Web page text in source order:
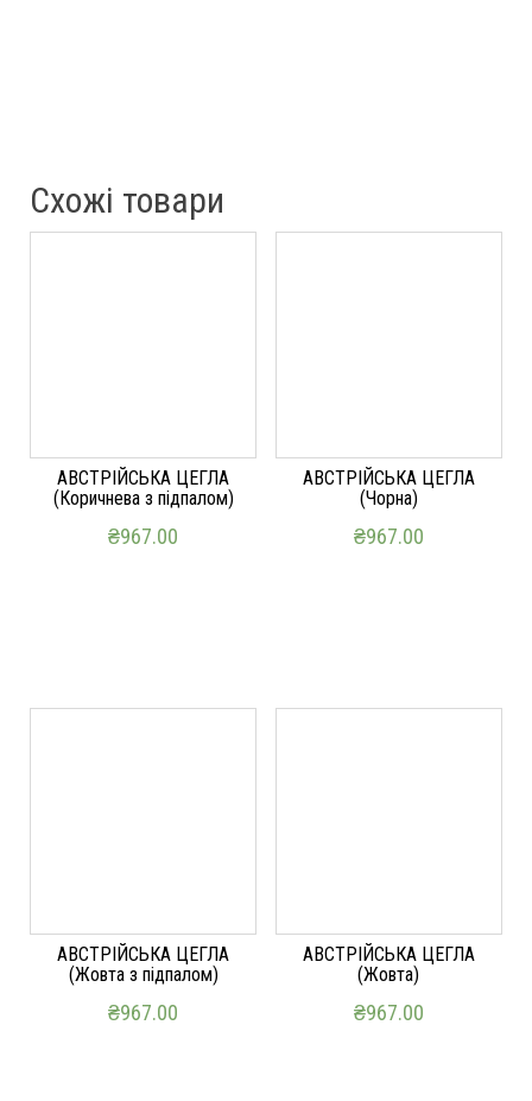
Схожі товари
АВСТРІЙСЬКА ЦЕГЛА
(Коричнева з підпалом)
₴967.00
АВСТРІЙСЬКА ЦЕГЛА
(Чорна)
₴967.00
АВСТРІЙСЬКА ЦЕГЛА
(Жовта з підпалом)
₴967.00
АВСТРІЙСЬКА ЦЕГЛА
(Жовта)
₴967.00